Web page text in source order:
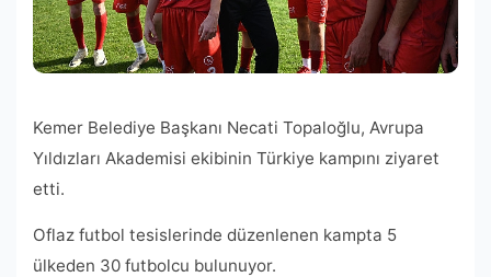
Kemer Belediye Başkanı Necati Topaloğlu, Avrupa
Yıldızları Akademisi ekibinin Türkiye kampını ziyaret
etti.
Oflaz futbol tesislerinde düzenlenen kampta 5
ülkeden 30 futbolcu bulunuyor.